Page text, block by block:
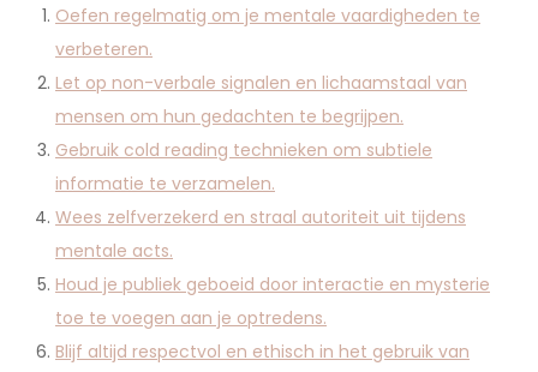
Oefen regelmatig om je mentale vaardigheden te
verbeteren.
Let op non-verbale signalen en lichaamstaal van
mensen om hun gedachten te begrijpen.
Gebruik cold reading technieken om subtiele
informatie te verzamelen.
Wees zelfverzekerd en straal autoriteit uit tijdens
mentale acts.
Houd je publiek geboeid door interactie en mysterie
toe te voegen aan je optredens.
Blijf altijd respectvol en ethisch in het gebruik van